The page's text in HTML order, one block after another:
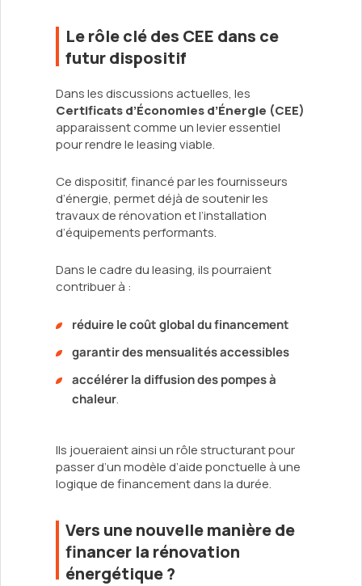
Le rôle clé des CEE dans ce
futur dispositif
Dans les discussions actuelles, les
Certificats d’Économies d’Énergie (CEE)
apparaissent comme un levier essentiel
pour rendre le leasing viable.
Ce dispositif, financé par les fournisseurs
d’énergie, permet déjà de soutenir les
travaux de rénovation et l’installation
d’équipements performants.
Dans le cadre du leasing, ils pourraient
contribuer à :
réduire le coût global du financement
garantir des mensualités accessibles
accélérer la diffusion des pompes à
chaleur.
Ils joueraient ainsi un rôle structurant pour
passer d’un modèle d’aide ponctuelle à une
logique de financement dans la durée.
Vers une nouvelle manière de
financer la rénovation
énergétique ?